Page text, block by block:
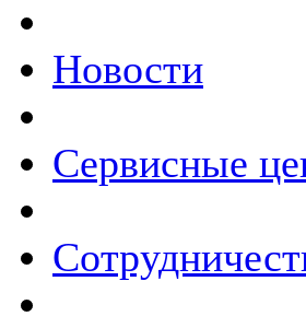
Новости
Сервисные